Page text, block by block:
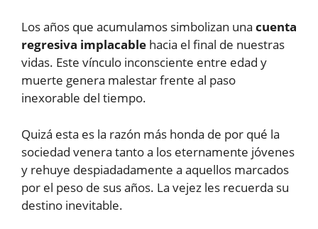
Los años que acumulamos simbolizan una cuenta
regresiva implacable hacia el final de nuestras
vidas. Este vínculo inconsciente entre edad y
muerte genera malestar frente al paso
inexorable del tiempo.
Quizá esta es la razón más honda de por qué la
sociedad venera tanto a los eternamente jóvenes
y rehuye despiadadamente a aquellos marcados
por el peso de sus años. La vejez les recuerda su
destino inevitable.